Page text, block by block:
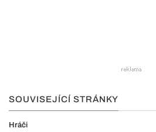
SOUVISEJÍCÍ STRÁNKY
Hráči